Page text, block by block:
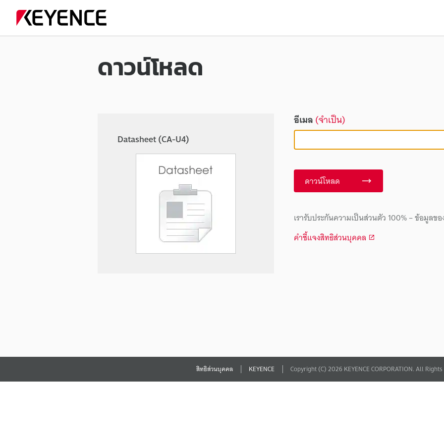
ดาวน์โหลด
Datasheet (CA-U4)
อีเมล(จำเป็น)
ดาวน์โหลด
เรารับประกันความเป็นส่วนตัว 100% – ข้อมูลข
คำชี้แจงสิทธิส่วนบุคคล
สิทธิส่วนบุคคล KEYENCE Copyright (C) 2026 KEYENCE CORPORATION. All